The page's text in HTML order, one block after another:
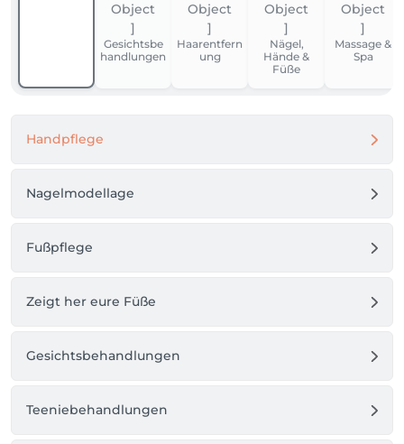
Gesichtsbe
handlungen
Haarentfern
ung
Nägel,
Hände &
Füße
Massage &
Spa
Handpflege
Nagelmodellage
Fußpflege
Zeigt her eure Füße
Gesichtsbehandlungen
Teeniebehandlungen